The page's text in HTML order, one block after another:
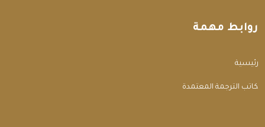
روابط مهمة
الرئيسية
مكاتب الترجمة المعتمدة